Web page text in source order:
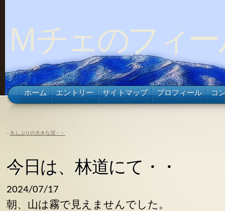
Ｍチェのフィ
ホーム エントリー サイトマップ プロフィール コ
« 久しぶりの大きな沼・・
今日は、林道にて・・
2024/07/17
朝、山は霧で見えませんでした。